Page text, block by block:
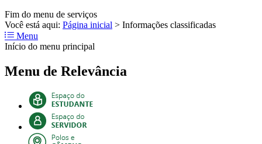
Fim do menu de serviços
Você está aqui: Página inicial > Informações classificadas
Menu
Início do menu principal
Menu de Relevância